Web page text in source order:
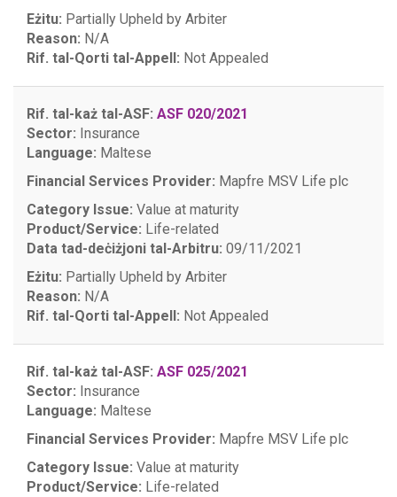
Eżitu: Partially Upheld by Arbiter
Reason: N/A
Rif. tal-Qorti tal-Appell: Not Appealed
Rif. tal-każ tal-ASF: ASF 020/2021
Sector: Insurance
Language: Maltese
Financial Services Provider: Mapfre MSV Life plc
Category Issue: Value at maturity
Product/Service: Life-related
Data tad-deċiżjoni tal-Arbitru: 09/11/2021
Eżitu: Partially Upheld by Arbiter
Reason: N/A
Rif. tal-Qorti tal-Appell: Not Appealed
Rif. tal-każ tal-ASF: ASF 025/2021
Sector: Insurance
Language: Maltese
Financial Services Provider: Mapfre MSV Life plc
Category Issue: Value at maturity
Product/Service: Life-related